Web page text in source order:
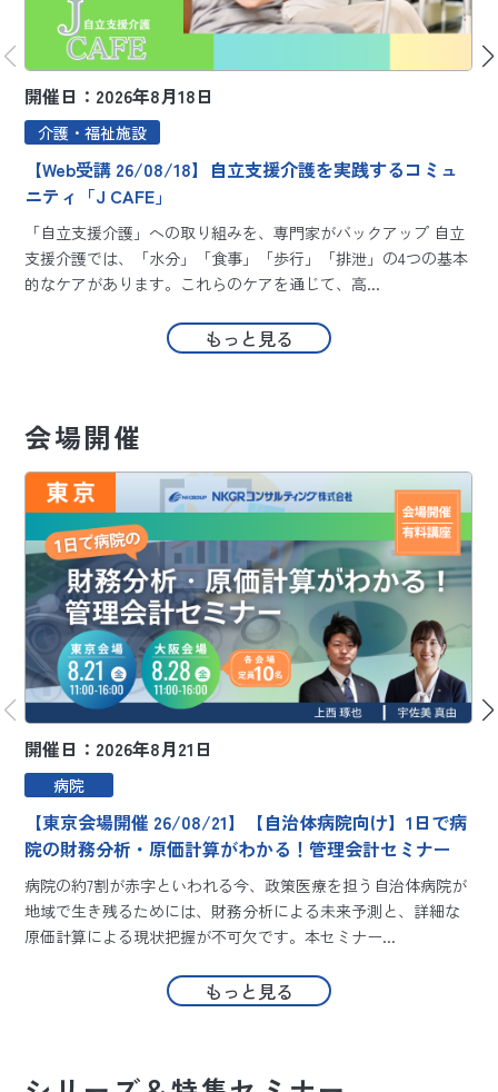
開催日：2026年8月18日
介護・福祉施設
【Web受講 26/08/18】自立支援介護を実践するコミュ
ニティ「J CAFE」
「自立支援介護」への取り組みを、専門家がバックアップ 自立
支援介護では、「水分」「食事」「歩行」「排泄」の4つの基本
的なケアがあります。これらのケアを通じて、高...
もっと見る
会場開催
開催日：2026年8月21日
病院
【東京会場開催 26/08/21】【自治体病院向け】1日で病
院の財務分析・原価計算がわかる！管理会計セミナー
病院の約7割が赤字といわれる今、政策医療を担う自治体病院が
地域で生き残るためには、財務分析による未来予測と、詳細な
原価計算による現状把握が不可欠です。本セミナー...
もっと見る